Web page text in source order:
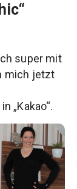
super mit
mich jetzt
„Kakao“.